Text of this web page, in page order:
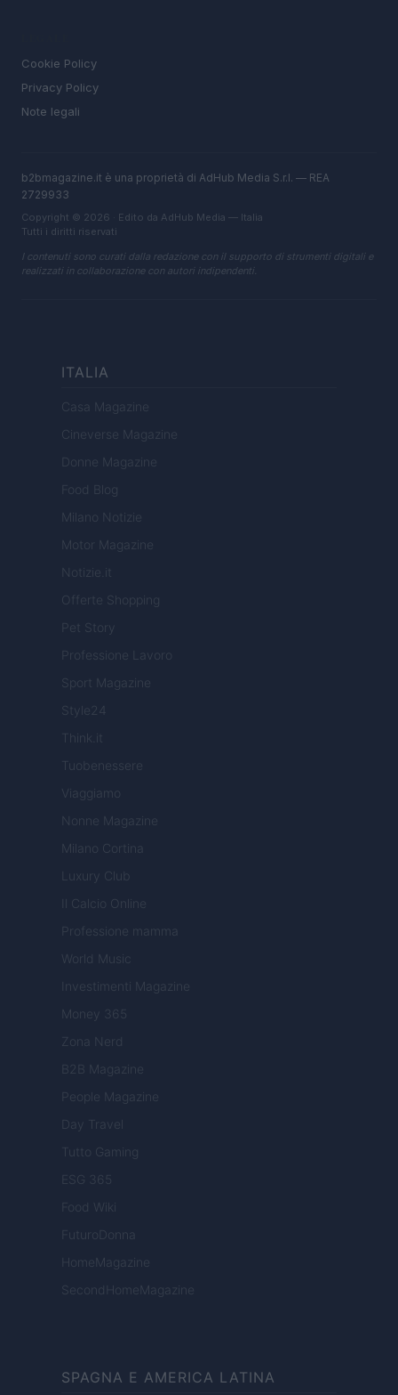
Cookie Policy
Privacy Policy
Note legali
b2bmagazine.it è una proprietà di AdHub Media S.r.l. — REA
2729933
Copyright © 2026 · Edito da AdHub Media — Italia
Tutti i diritti riservati
I contenuti sono curati dalla redazione con il supporto di strumenti digitali e
realizzati in collaborazione con autori indipendenti.
ITALIA
Casa Magazine
Cineverse Magazine
Donne Magazine
Food Blog
Milano Notizie
Motor Magazine
Notizie.it
Offerte Shopping
Pet Story
Professione Lavoro
Sport Magazine
Style24
Think.it
Tuobenessere
Viaggiamo
Nonne Magazine
Milano Cortina
Luxury Club
Il Calcio Online
Professione mamma
World Music
Investimenti Magazine
Money 365
Zona Nerd
B2B Magazine
People Magazine
Day Travel
Tutto Gaming
ESG 365
Food Wiki
FuturoDonna
HomeMagazine
SecondHomeMagazine
SPAGNA E AMERICA LATINA